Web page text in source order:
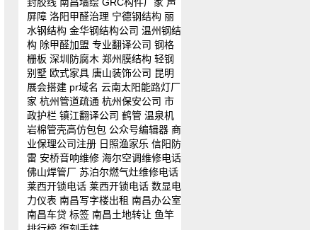
屏障 洛阳甲醛治理 宁德钢结构 丽
水钢结构 金华钢结构公司 温州钢结
构 除甲醛加盟 专业翻译公司 钢格
栅板 深圳防腐木 郑州膜结构 轻钢
别墅 欧式家具 唐山装饰公司 昆明
展会搭建 pr域名 云南太阳能路灯厂
家 杭州管道疏通 杭州保安公司 市
政护栏 镇江翻译公司 鹤管 温泉机
岩棉管壳高仿包包 公众号编辑器 商
业保理公司注册 日照渔家乐 信阳防
雷 安桥音响维修 海尔空调维修电话
佛山焊管厂 苏泊尔燃气灶维修电话
莱西开锁电话 莱西开锁电话 数显电
力仪表 南昌写字楼出租 南昌办公室
南昌车贷 标签 南昌土地转让 鱼竿